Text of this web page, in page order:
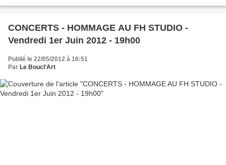
CONCERTS - HOMMAGE AU FH STUDIO -
Vendredi 1er Juin 2012 - 19h00
Publié le 22/05/2012 à 16:51
Par Le Boucl'Art